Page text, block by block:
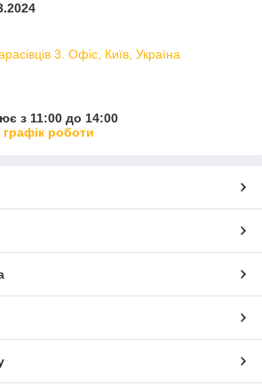
3. Офіс, Київ, Україна
з 11:00 до 14:00
роботи